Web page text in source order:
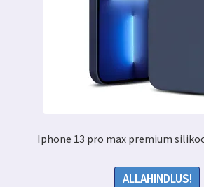
Iphone 13 pro max premium
ALLAHINDLUS!